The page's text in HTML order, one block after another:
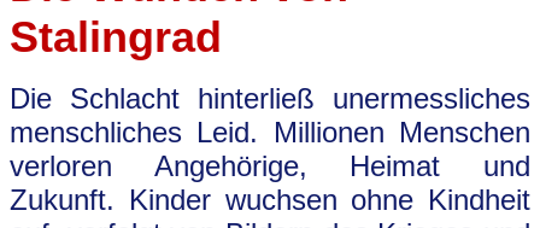
Stalingrad
Die Schlacht hinterließ unermessliches
menschliches Leid. Millionen Menschen
verloren Angehörige, Heimat und
Zukunft. Kinder wuchsen ohne Kindheit